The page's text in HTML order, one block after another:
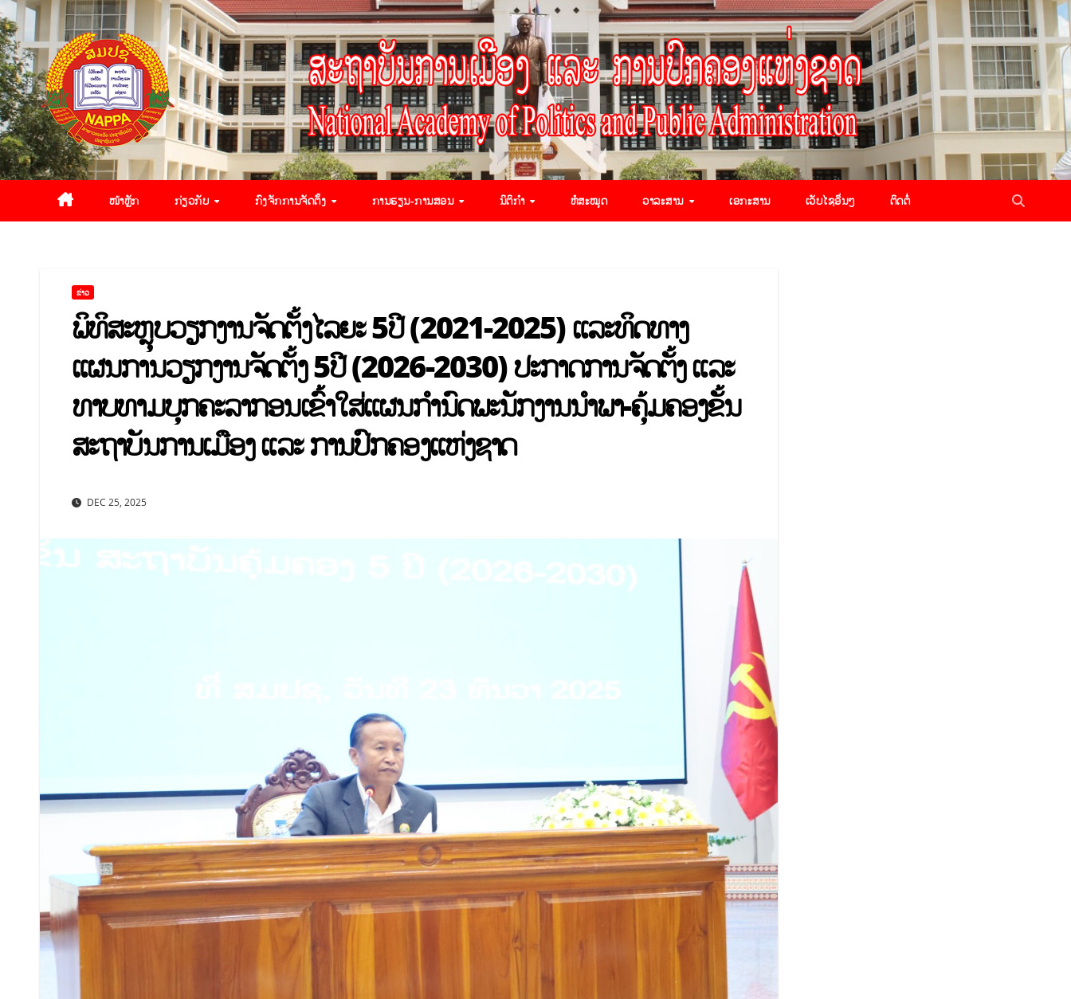
ໜ້າຫຼັກ ກ່ຽວກັບ ກົງຈັກການຈັດຕັ້ງ ການຮຽນ-ການສອນ ນິຕິກຳ ຫໍສະໝຸດ ວາລະສານ ເອກະສານ ເວັບໄຊອື່ນໆ ຕິດຕໍ່
ຂ່າວ
ພິທິສະຫຼຸບວຽກງານຈັດຕັ້ງໄລຍະ 5ປີ (2021-2025) ແລະທິດທາງ
ແຜນການວຽກງານຈັດຕັ້ງ 5ປີ (2026-2030) ປະກາດການຈັດຕັ້ງ ແລະ
ທາບທາມບຸກຄະລາກອນເຂົ້າໃສ່ແຜນກໍານົດພະນັກງານນໍາພາ-ຄຸ້ມຄອງຂັ້ນ
ສະຖາບັນການເມືອງ ແລະ ການປົກຄອງແຫ່ງຊາດ
DEC 25, 2025